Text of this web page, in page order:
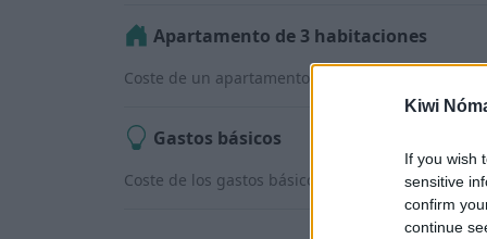
Kiwi
If you wish
sensitive
confirm
continue
Apartamento de 3 habitaciones
Coste de un apartamento de 3 habitaciones en
Gastos básicos
Coste de los gastos básicos mensuales de un